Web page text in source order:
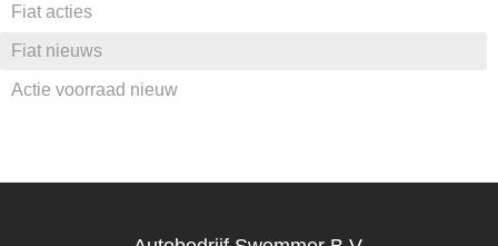
Fiat acties
Fiat nieuws
Actie voorraad nieuw